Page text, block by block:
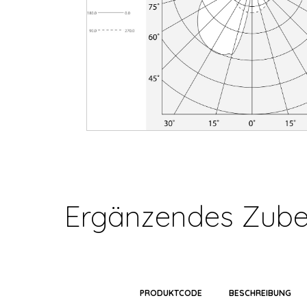
Ergänzendes
PRODUKTCODE BESCHREIBUNG